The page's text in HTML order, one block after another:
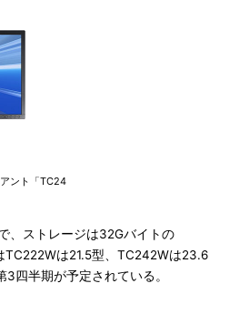
ント「TC24
、ストレージは32Gバイトの
TC222Wは21.5型、TC242Wは23.6
四半期が予定されている。